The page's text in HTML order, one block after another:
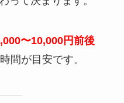
〜10,000円前後
間が目安です。